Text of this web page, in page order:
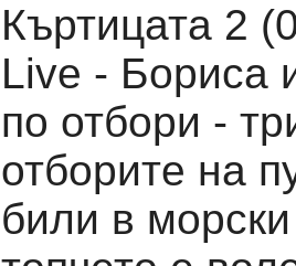
Къртицата 2
Live - Бориса
по отбори -
отборите на
били в